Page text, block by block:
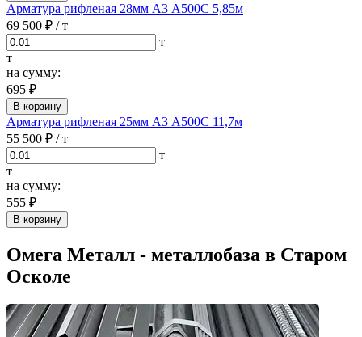
Арматура рифленая 28мм А3 А500С 5,85м
69 500 ₽ / т
т
т
на сумму:
695 ₽
В корзину
Арматура рифленая 25мм А3 А500С 11,7м
55 500 ₽ / т
т
т
на сумму:
555 ₽
В корзину
Омега Металл - металлобаза в Старом
Осколе